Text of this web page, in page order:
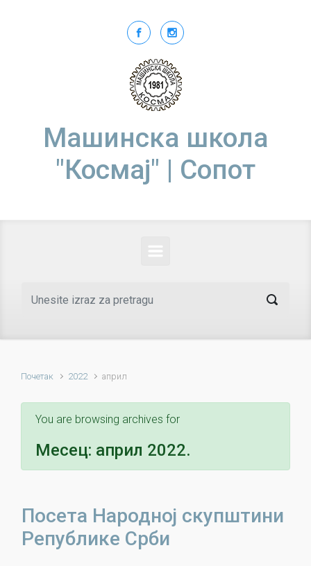
Машинска школа
"Космај" | Сопот
Почетак 2022 април
You are browsing archives for
Месец: април 2022.
Посета Народној скупштини
Републике Срби